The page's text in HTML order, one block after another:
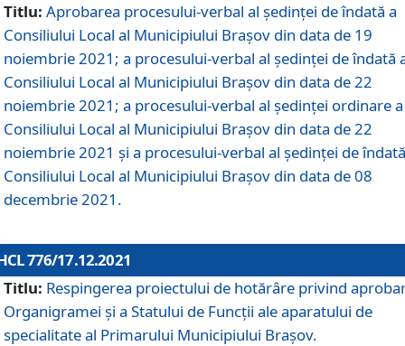
Titlu: Aprobarea procesului-verbal al şedinţei de îndată a
Consiliului Local al Municipiului Braşov din data de 19
noiembrie 2021; a procesului-verbal al şedinţei de îndată
Consiliului Local al Municipiului Braşov din data de 22
noiembrie 2021; a procesului-verbal al şedinţei ordinare a
Consiliului Local al Municipiului Braşov din data de 22
noiembrie 2021 și a procesului-verbal al şedinţei de
Consiliului Local al Municipiului Braşov din data de 08
decembrie 2021.
776/17.12.2021
Titlu: Respingerea proiectului de hotărâre privind
Organigramei şi a Statului de Funcţii ale aparatului de
specialitate al Primarului Municipiului Braşov.